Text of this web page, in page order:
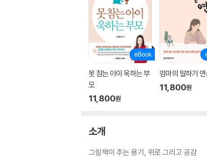
못 참는 아이 욱하는 부
모
11,800원
엄마의 말하기
11,800원
소개
그림책이 주는 용기, 위로 그리고 공감